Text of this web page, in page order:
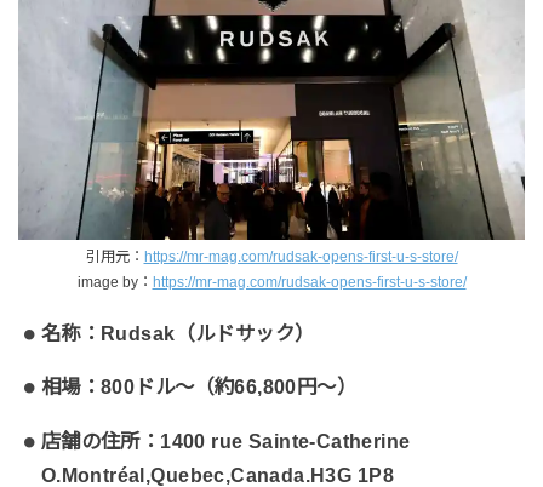
引用元： https://mr-mag.com/rudsak-opens-first-u-s-store/
image by： https://mr-mag.com/rudsak-opens-first-u-s-store/
名称：Rudsak（ルドサック）
相場：800ドル〜（約66,800円〜）
店舗の住所：1400 rue Sainte-Catherine
O.Montréal,Quebec,Canada.H3G 1P8